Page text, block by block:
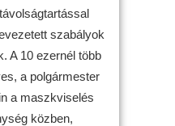
szabályok
A 10 ezernél több
a polgármester
a maszkviselés
közben,